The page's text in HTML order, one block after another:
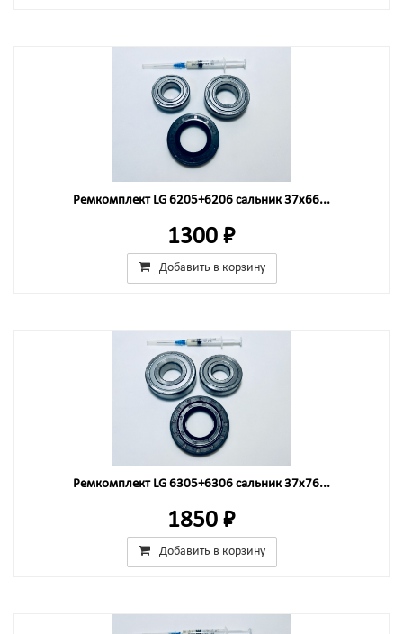
Ремкомплект LG 6205+6206 сальник 37x66...
1300 ₽
Добавить в корзину
Ремкомплект LG 6305+6306 сальник 37x76...
1850 ₽
Добавить в корзину